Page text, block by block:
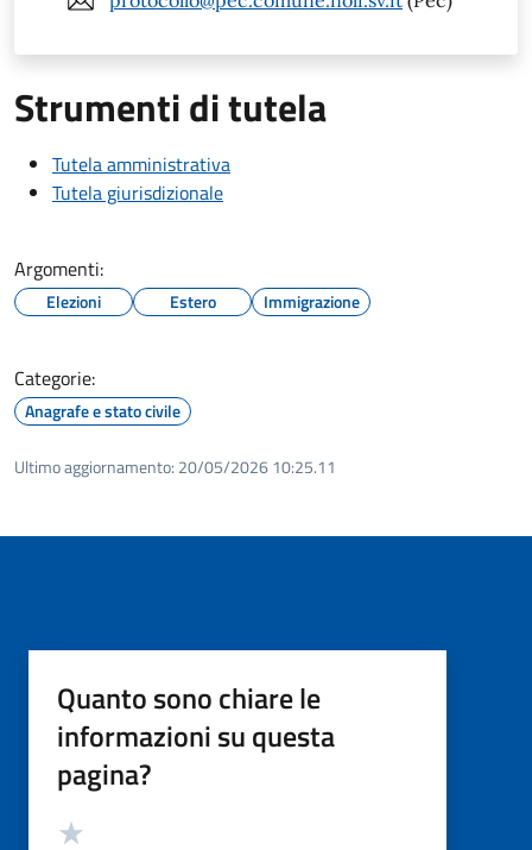
Strumenti di tutela
Tutela amministrativa
Tutela giurisdizionale
Argomenti:
Elezioni Estero Immigrazione
Categorie:
Anagrafe e stato civile
Ultimo aggiornamento: 20/05/2026 10:25.11
Quanto sono chiare le
informazioni su questa
pagina?
Valutazione